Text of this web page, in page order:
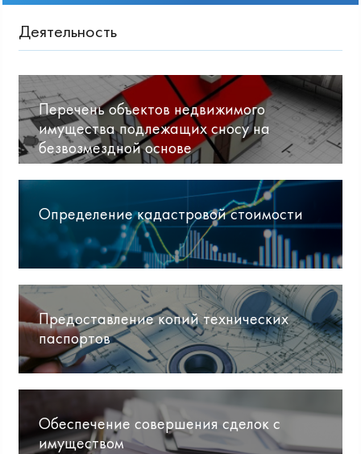
Деятельность
Перечень объектов недвижимого
имущества подлежащих сносу на
безвозмездной основе
Определение кадастровой стоимости
Предоставление копий технических
паспортов
Обеспечение совершения сделок с
имуществом